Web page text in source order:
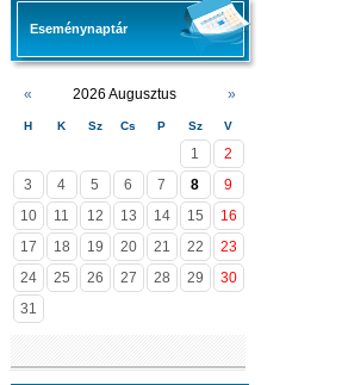
Eseménynaptár
« 2026 Augusztus »
H K Sz Cs P Sz V
1
2
3
4 5 6 7 8
9
10
11 12 13 14 15
16
17
18 19 20 21 22
23
24
25 26 27 28 29
30
31